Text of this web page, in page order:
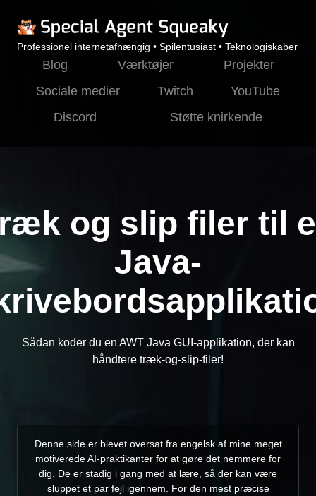
Professionel internetafhængig • Spilentusiast • Teknologiskaber
Blog Værktøjer
Projekter
Sociale medier
Twitch
YouTube
Discord
Støtte knirkende
og slip filer til
Java-
Sådan koder du en AWT Java GUI-applikation, der kan
håndtere træk-og-slip-filer!
Denne side er blevet oversat fra engelsk af mine meget
motiverede AI-praktikanter for at gøre det nemmere for
dig. De er stadig i gang med at lære, så der kan være
sluppet et par fejl igennem. For den mest præcise